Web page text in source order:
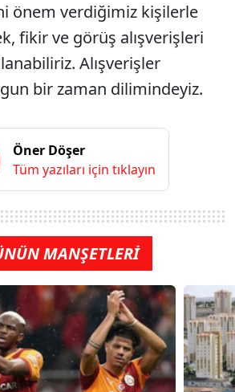
önem verdiğimiz kişilerle
fikir ve görüş alışverişleri
Alışverişler
bir zaman dilimindeyiz.
Öner Döşer
Tüm yazıları için tıklayın
MANŞETLERİ